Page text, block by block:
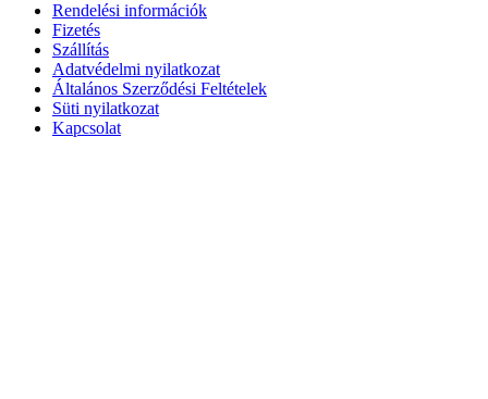
Rendelési információk
Fizetés
Szállítás
Adatvédelmi nyilatkozat
Általános Szerződési Feltételek
Süti nyilatkozat
Kapcsolat